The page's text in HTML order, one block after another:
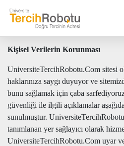
Kişisel Verilerin Korunması
UniversiteTercihRobotu.Com sitesi
haklarınıza saygı duyuyor ve
bunu sağlamak için çaba
güvenliği ile ilgili açıklamalar
sunulmuştur.
tanımlanan yer sağlayıcı olarak
UniversiteTercihRobotu.Com uyar